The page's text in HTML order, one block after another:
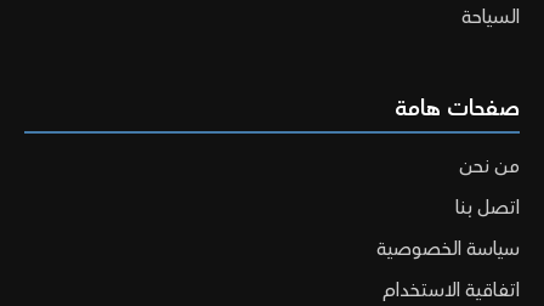
السياحة
صفحات هامة
من نحن
اتصل بنا
سياسة الخصوصية
اتفاقية الاستخدام